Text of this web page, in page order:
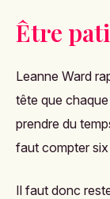
Être
Leanne Ward
tête que
prendre du
faut compter
Il faut donc